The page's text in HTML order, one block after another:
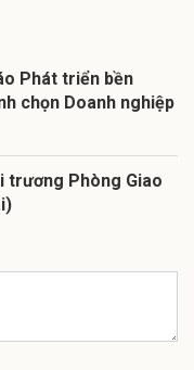
Phát triển bền
chọn Doanh nghiệp
trương Phòng Giao